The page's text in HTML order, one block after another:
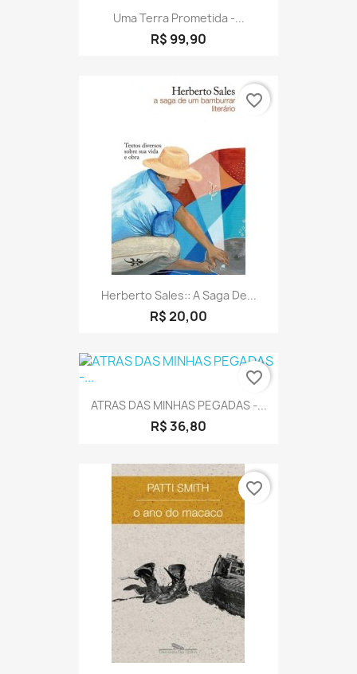
Uma Terra Prometida -...
R$ 99,90
Herberto Sales:: A Saga De...
R$ 20,00
favorite_border
ATRAS DAS MINHAS PEGADAS -...
R$ 36,80
favorite_border
favorite_border